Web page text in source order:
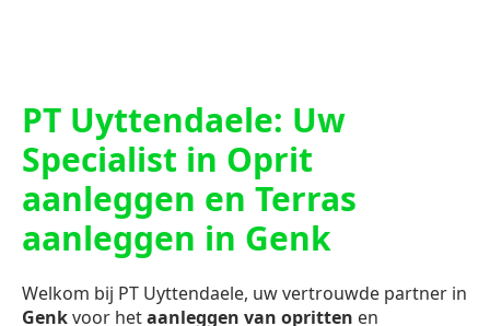
PT Uyttendaele: Uw
Specialist in Oprit
aanleggen en Terras
aanleggen in Genk
Welkom bij PT Uyttendaele, uw vertrouwde partner in
Genkvoor hetaanleggen van opritten en